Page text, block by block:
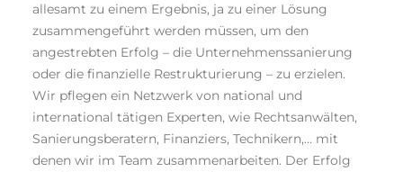
SEARCH
allesamt zu einem Ergebnis, ja zu einer Lösung
zusammengeführt werden müssen, um den
angestrebten Erfolg – die Unternehmenssanierung
oder die finanzielle Restrukturierung – zu erzielen.
Wir pflegen ein Netzwerk von national und
international tätigen Experten, wie Rechtsanwälten,
Sanierungsberatern, Finanziers, Technikern,… mit
denen wir im Team zusammenarbeiten. Der Erfolg